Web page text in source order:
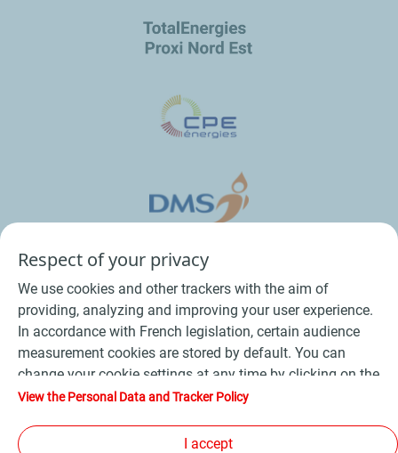
Conditions Générales de Vente Bois
Conditions Générales d’Utilisation
Respect of your privacy
We use cookies and other trackers with the aim of
providing, analyzing and improving your user experience.
In accordance with French legislation, certain audience
measurement cookies are stored by default. You can
change your cookie settings at any time by clicking on the
"Manage my cookies" button. By clicking on the "Accept"
device. If you click on "Decline", only the technical cookies
View the Personal Data and Tracker Policy
I accept